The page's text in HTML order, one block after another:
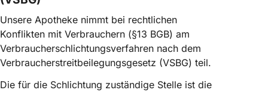
Unsere Apotheke nimmt bei rechtlichen
Konflikten mit Verbrauchern (§13 BGB) am
Verbraucherschlichtungsverfahren nach dem
Verbraucherstreitbeilegungsgesetz (VSBG) teil.
Die für die Schlichtung zuständige Stelle ist die